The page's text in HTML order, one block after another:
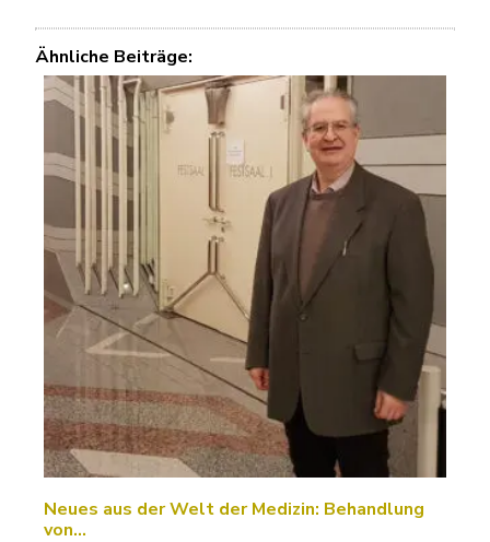
Ähnliche Beiträge:
Neues aus der Welt der Medizin: Behandlung
von…